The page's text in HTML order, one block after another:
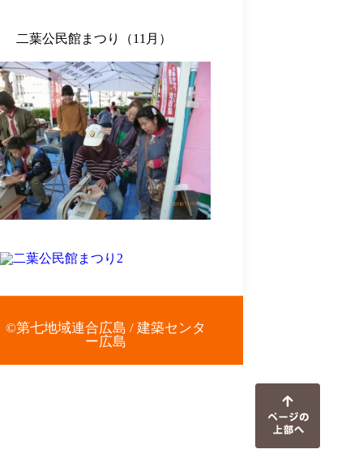
二葉公民館まつり（11月）
©第七地域連合広島 / 建築センタ
ー広島